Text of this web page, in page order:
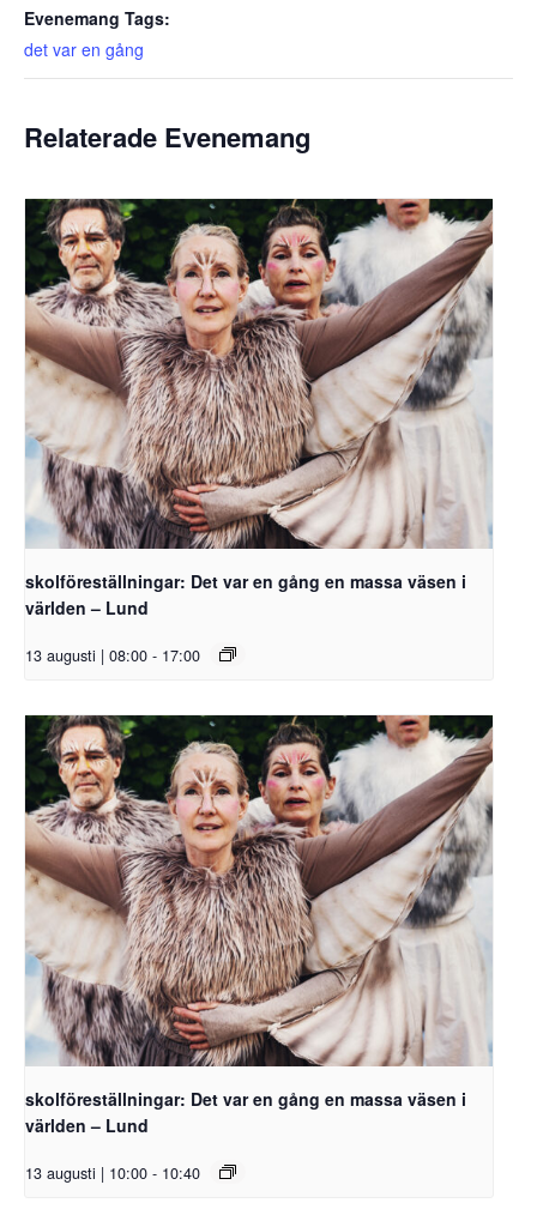
Evenemang Tags:
det var en gång
Relaterade Evenemang
skolföreställningar: Det var en gång en massa väsen i
världen – Lund
13 augusti | 08:00 - 17:00
skolföreställningar: Det var en gång en massa väsen i
världen – Lund
13 augusti | 10:00 - 10:40